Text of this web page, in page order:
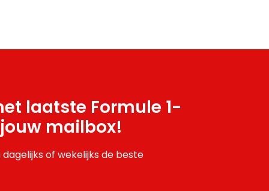
laatste Formule 1-
mailbox!
of wekelijks de beste